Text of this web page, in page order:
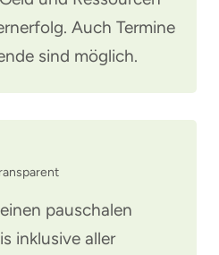
Auch Termine
sind möglich.
pauschalen
inklusive aller